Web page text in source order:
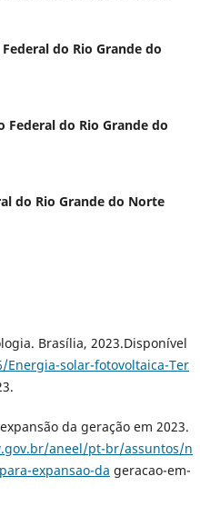
do Rio Grande do
do Rio Grande do
do Rio Grande do Norte
Brasília, 2023.Disponível
solar-fotovoltaica-Ter
da geração em 2023.
aneel/pt-br/assuntos/n
expansao-da geracao-em-